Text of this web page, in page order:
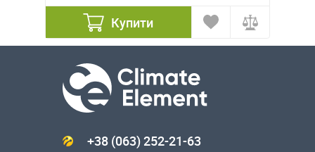
Купити
+38 (063) 252-21-63